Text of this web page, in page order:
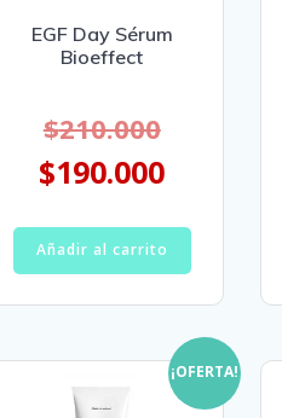
EGF Day Sérum
Bioeffect
$210.000
$190.000
Añadir al carrito
¡OFERTA!